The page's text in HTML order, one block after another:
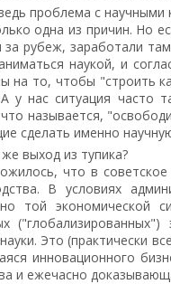
проблема с научными
одна из причин. Но
за рубеж, заработали
наукой, и
на то, чтобы "строить
А у нас ситуация часто
называется,
сделать именно
выход из тупика?
что в
В условиях
той экономической
Это (практически
инновационного
и ежечасно